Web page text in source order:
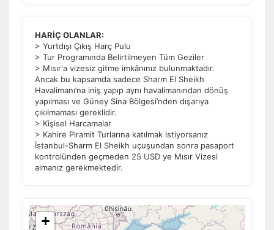
HARİÇ OLANLAR:
> Yurtdışı Çıkış Harç Pulu
> Tur Programında Belirtilmeyen Tüm Geziler
> Mısır'a vizesiz gitme imkânınız bulunmaktadır.
Ancak bu kapsamda sadece Sharm El Sheikh
Havalimanı’na iniş yapıp aynı havalimanından dönüş
yapılması ve Güney Sina Bölgesi’nden dışarıya
çıkılmaması gereklidir.
> Kişisel Harcamalar
> Kahire Piramit Turlarına katılmak istiyorsanız
İstanbul-Sharm El Sheikh uçuşundan sonra pasaport
kontrolünden geçmeden 25 USD ye Mısır Vizesi
almanız gerekmektedir.
+